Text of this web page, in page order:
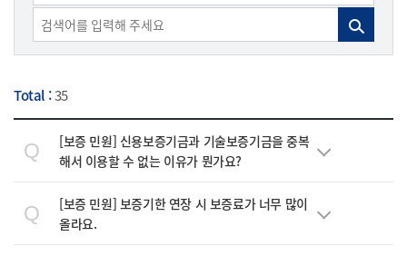
Total :35
Q [보증 민원] 신용보증기금과 기술보증기금을 중복
해서 이용할 수 없는 이유가 뭔가요?
Q [보증 민원] 보증기한 연장 시 보증료가 너무 많이
올라요.